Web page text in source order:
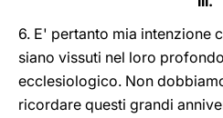
6. E' pertanto mia intenzione
siano vissuti nel loro
ecclesiologico. Non
ricordare questi grandi